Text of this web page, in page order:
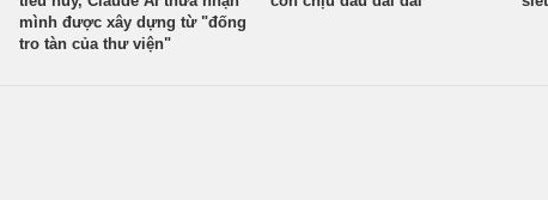
mình được xây dựng từ "đống
tro tàn của thư viện"